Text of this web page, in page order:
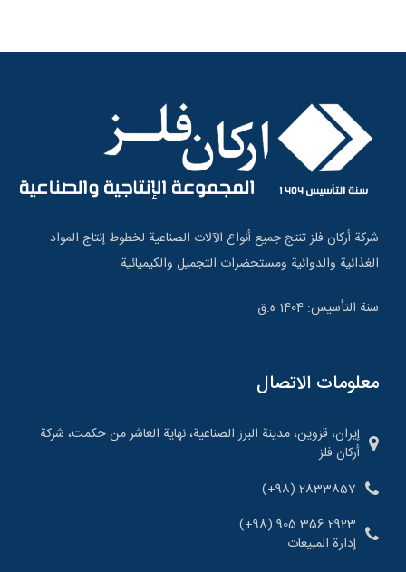
شركة أركان فلز تنتج جميع أنواع الآلات الصناعية لخطوط إنتاج المواد
الغذائية والدوائية ومستحضرات التجميل والكيميائية…
سنة التأسيس: 1404 ه.ق
معلومات الاتصال
إيران، قزوين، مدينة البرز الصناعية، نهاية العاشر من حكمت، شركة
أركان فلز
(+98) 2833857
2923 356 905 (98+)
إدارة المبيعات